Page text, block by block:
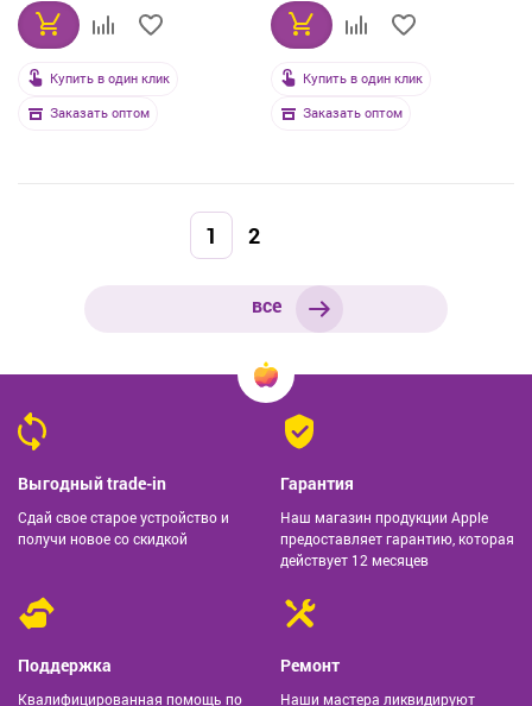
Купить в один клик
Заказать оптом
Купить в один клик
Заказать оптом
1 2
все
Выгодный trade-in
Сдай свое старое устройство и
получи новое со скидкой
Гарантия
Наш магазин продукции Apple
предоставляет гарантию, которая
действует 12 месяцев
Поддержка
Квалифицированная помощь по
Ремонт
Наши мастера ликвидируют